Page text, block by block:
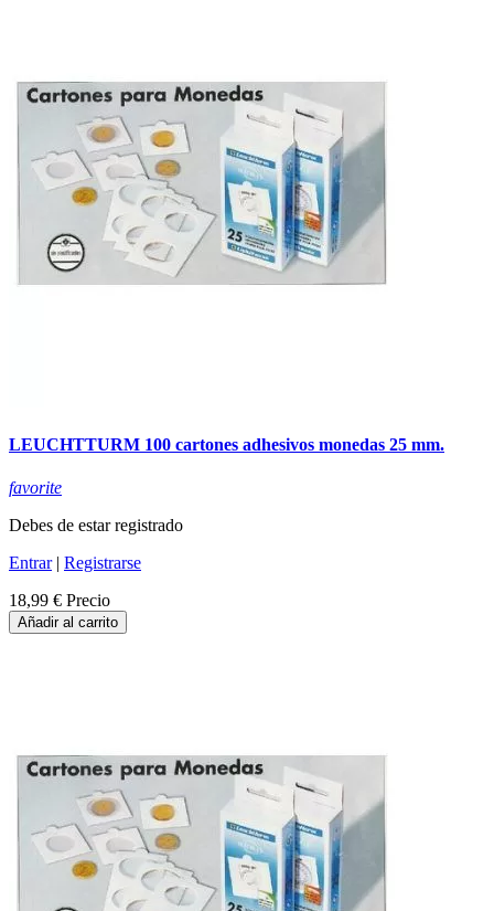
LEUCHTTURM 100 cartones adhesivos monedas 25 mm.
favorite
Debes de estar registrado
Entrar| Registrarse
18,99 € Precio
Añadir al carrito